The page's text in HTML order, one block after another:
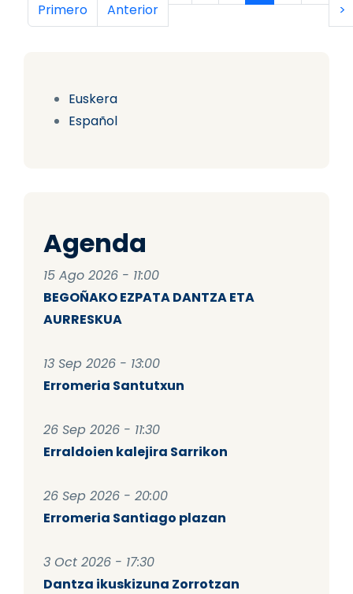
Euskera
Español
Agenda
15 Ago 2026 - 11:00
BEGOÑAKO EZPATA DANTZA ETA
AURRESKUA
13 Sep 2026 - 13:00
Erromeria Santutxun
26 Sep 2026 - 11:30
Erraldoien kalejira Sarrikon
26 Sep 2026 - 20:00
Erromeria Santiago plazan
3 Oct 2026 - 17:30
Dantza ikuskizuna Zorrotzan
Primero
Anterior
>